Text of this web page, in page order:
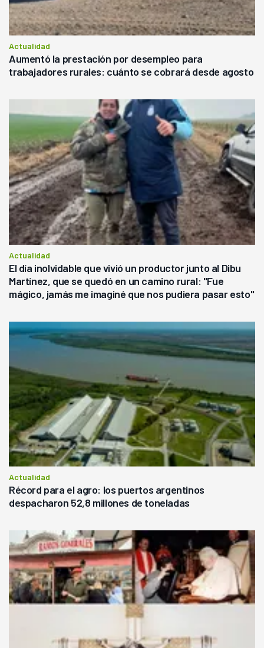
Actualidad
Aumentó la prestación por desempleo para
trabajadores rurales: cuánto se cobrará desde agosto
Actualidad
El día inolvidable que vivió un productor junto al Dibu
Martínez, que se quedó en un camino rural: "Fue
mágico, jamás me imaginé que nos pudiera pasar esto"
Actualidad
Récord para el agro: los puertos argentinos
despacharon 52,8 millones de toneladas